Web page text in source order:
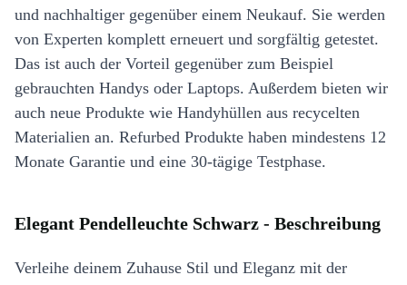
und nachhaltiger gegenüber einem Neukauf. Sie werden
von Experten komplett erneuert und sorgfältig getestet.
Das ist auch der Vorteil gegenüber zum Beispiel
gebrauchten Handys oder Laptops. Außerdem bieten wir
auch neue Produkte wie Handyhüllen aus recycelten
Materialien an. Refurbed Produkte haben mindestens 12
Monate Garantie und eine 30-tägige Testphase.
Elegant Pendelleuchte Schwarz - Beschreibung
Verleihe deinem Zuhause Stil und Eleganz mit der